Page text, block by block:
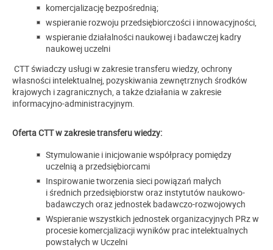
komercjalizację bezpośrednią;
wspieranie rozwoju przedsiębiorczości i innowacyjności,
wspieranie działalności naukowej i badawczej kadry
naukowej uczelni
CTT świadczy usługi w zakresie transferu wiedzy, ochrony
własności intelektualnej, pozyskiwania zewnętrznych środków
krajowych i zagranicznych, a także działania w zakresie
informacyjno-administracyjnym.
Oferta CTT w zakresie transferu wiedzy:
Stymulowanie i inicjowanie współpracy pomiędzy
uczelnią a przedsiębiorcami
Inspirowanie tworzenia sieci powiązań małych
i średnich przedsiębiorstw oraz instytutów naukowo-
badawczych oraz jednostek badawczo-rozwojowych
Wspieranie wszystkich jednostek organizacyjnych PRz w
procesie komercjalizacji wyników prac intelektualnych
powstałych w Uczelni